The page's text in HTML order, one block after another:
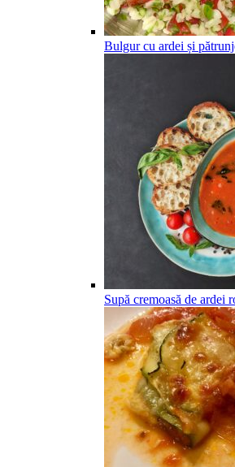
Bulgur cu ardei și
Supă cremoasă de ardei